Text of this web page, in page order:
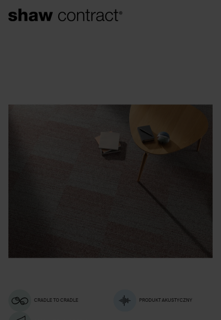
CRADLE TO CRADLE PRODUKT AKUSTYCZNY